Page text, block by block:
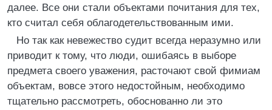
далее. Все они стали объектами почитания для тех,
кто считал себя облагодетельствованным ими.
Но так как невежество судит всегда неразумно или
приводит к тому, что люди, ошибаясь в выборе
предмета своего уважения, расточают свой фимиам
объектам, вовсе этого недостойным, необходимо
тщательно рассмотреть, обоснованно ли это